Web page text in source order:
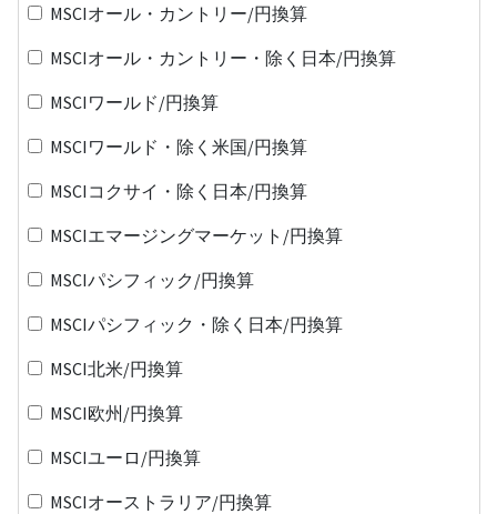
MSCIオール・カントリー/円換算
MSCIオール・カントリー・除く日本/円換算
MSCIワールド/円換算
MSCIワールド・除く米国/円換算
MSCIコクサイ・除く日本/円換算
MSCIエマージングマーケット/円換算
MSCIパシフィック/円換算
MSCIパシフィック・除く日本/円換算
MSCI北米/円換算
MSCI欧州/円換算
MSCIユーロ/円換算
MSCIオーストラリア/円換算